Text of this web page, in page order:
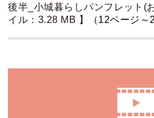
後半_小城暮らしパンフレット(
イル：3.28 MB 】
（12ページ～